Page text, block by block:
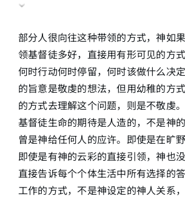
部分人很向往这种带领的方式，神如
领基督徒多好，直接用有形可见的方
何时行动何时停留，何时该做什么决
的旨意是敬虔的想法，但用幼稚的方
的方式去理解这个问题，则是不敬虔
基督徒生命的期待是人造的，不是神
曾是神给任何人的应许。即使是在旷野
即使是有神的云彩的直接引领，神也
直接告诉每个个体生活中所有选择的
工作的方式，不是神设定的神人关系